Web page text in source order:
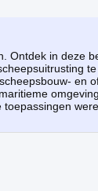
Ontdek in deze
en